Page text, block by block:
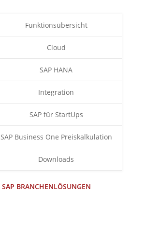
Funktionsübersicht
Cloud
SAP HANA
Integration
SAP für StartUps
SAP Business One Preiskalkulation
Downloads
SAP BRANCHENLÖSUNGEN